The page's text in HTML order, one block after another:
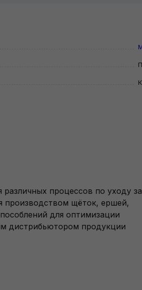
процессов по уходу за
производством щёток, ершей,
для оптимизации
дистрибьютором продукции